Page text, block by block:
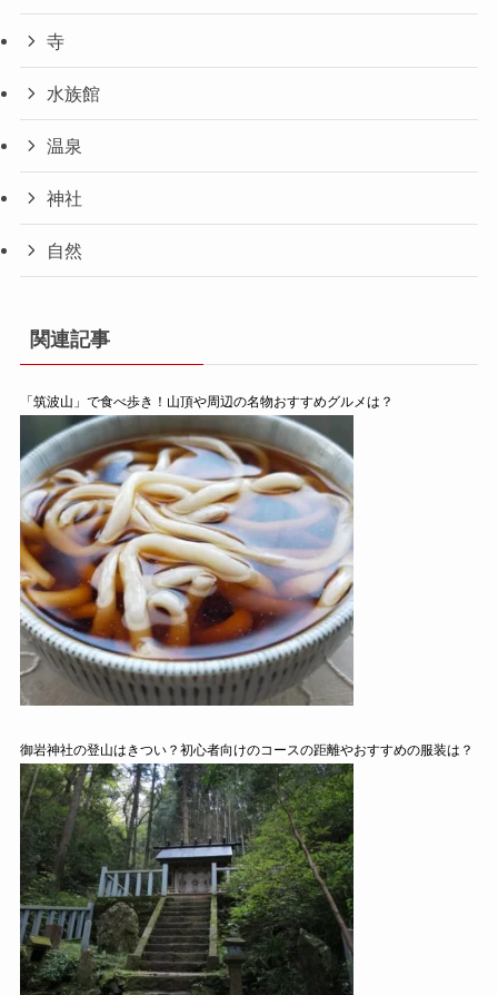
寺
水族館
温泉
神社
自然
関連記事
「筑波山」で食べ歩き！山頂や周辺の名物おすすめグルメは？
御岩神社の登山はきつい？初心者向けのコースの距離やおすすめの服装は？